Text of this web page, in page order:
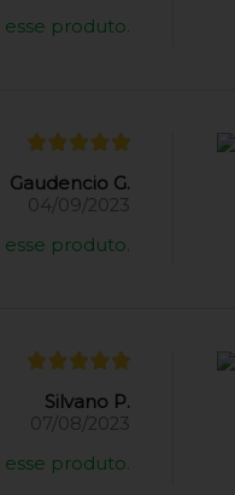
produto.
Gaudencio G.
04/09/2023
produto.
Silvano P.
07/08/2023
produto.